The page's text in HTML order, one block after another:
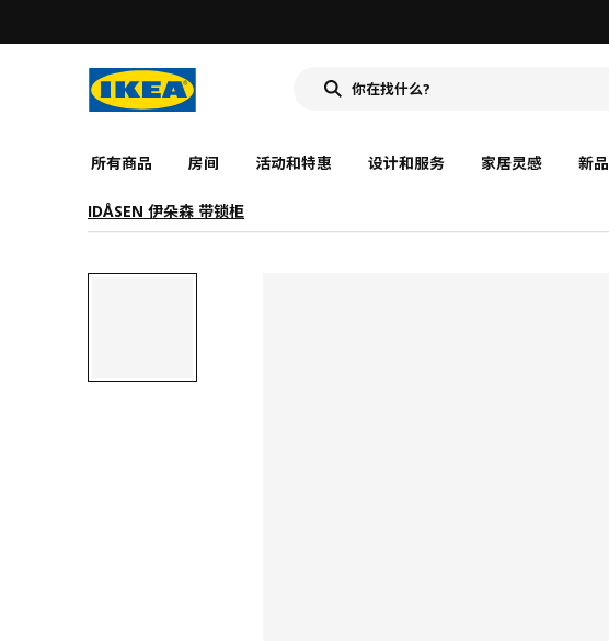
所有商品 房间 活动和特惠 设计和服务 家居灵感 新品
IDÅSEN 伊朵森 带锁柜